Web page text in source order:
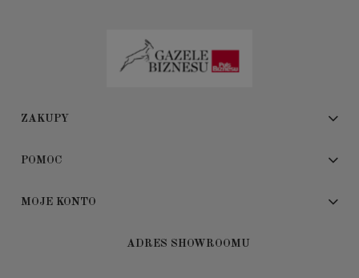
ZAKUPY
POMOC
MOJE KONTO
ADRES SHOWROOMU